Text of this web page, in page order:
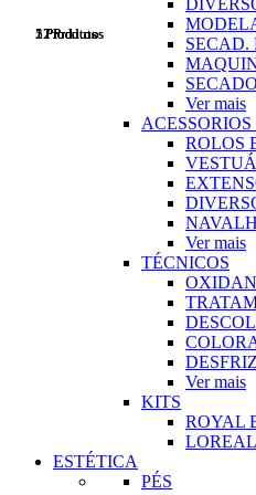
SECAD.
Ver mais
ROLOS
Ver mais
TÉCNICOS
Ver mais
KITS
ROYAL
LOREAL
ESTÉTICA
PÉS
17 Produtos
5 Produtos
1 Produtos
2 Produtos
1 Produtos
12 Produtos